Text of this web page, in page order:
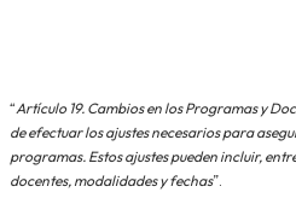
“Artículo 19. Cambios en los Programas y
de efectuar los ajustes necesarios para
programas. Estos ajustes pueden incluir,
docentes, modalidades y fechas”.